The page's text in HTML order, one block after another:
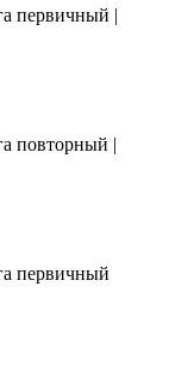
первичный |
повторный |
первичный